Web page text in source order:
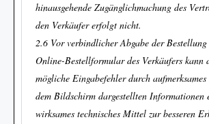
hinausgehende Zugänglichmachung des
den Verkäufer erfolgt nicht.
2.6 Vor verbindlicher Abgabe der Bestellung
Online-Bestellformular des Verkäufers kann
mögliche Eingabefehler durch
dem Bildschirm dargestellten Informationen
wirksames technisches Mittel zur besseren